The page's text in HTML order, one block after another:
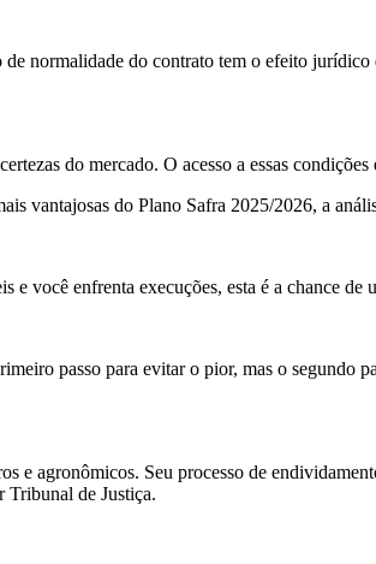
normalidade do contrato tem o efeito
do mercado. O acesso a essas
vantajosas do Plano Safra 2025/2026, a
você enfrenta execuções, esta é a chance
passo para evitar o pior, mas o segundo
e agronômicos. Seu processo de
Tribunal de Justiça.